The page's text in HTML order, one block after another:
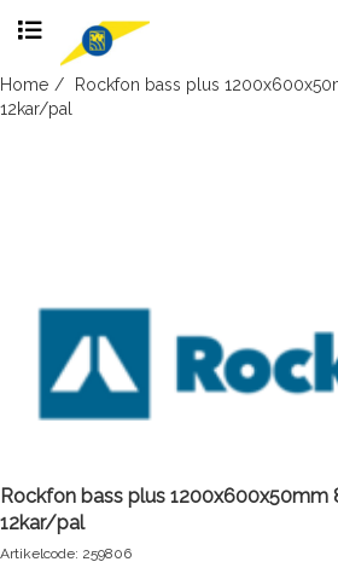
Skip
to
Home
Rockfon bass plus
12kar/pal
Rockfon bass plus
12kar/pal
Artikelcode: 259806